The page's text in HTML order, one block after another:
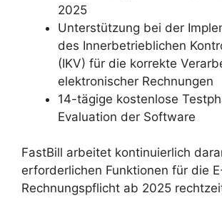
2025
Unterstützung bei der
des Innerbetrieblichen
(IKV) für die korrekte
elektronischer Rechnungen
14-tägige kostenlose
Evaluation der Software
FastBill arbeitet kontinuierlich
erforderlichen Funktionen für die
Rechnungspflicht ab 2025